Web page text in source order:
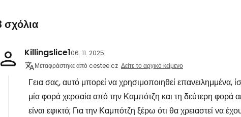
σχόλια
Killingslice106. 11. 2025
Μεταφράστηκε από cestee.cz Δείτε το αρχικό κείμενο
Γεια σας, αυτό μπορεί να χρησιμοποιηθεί επανειλημμένα,
μία φορά χερσαία από την Καμπότζη και τη δεύτερη
είναι εφικτό; Για την Καμπότζη ξέρω ότι θα χρειαστεί να